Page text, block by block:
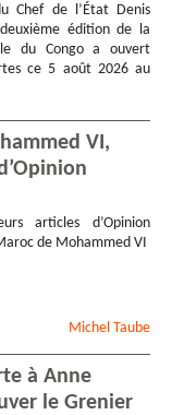
Chef de l’État Denis
deuxième édition de la
du Congo a ouvert
ce 5 août 2026 au
VI,
articles d’Opinion
de Mohammed VI
Michel Taube
à Anne
le Grenier